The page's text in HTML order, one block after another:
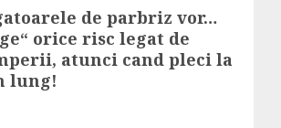
de parbriz vor…
orice risc legat de
atunci cand pleci la
lung!